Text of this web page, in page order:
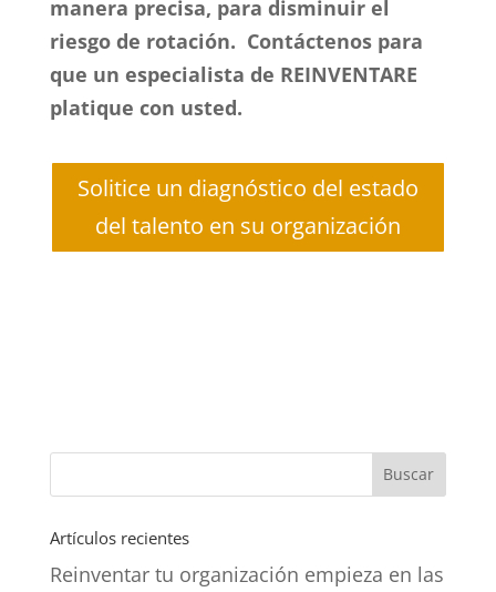
manera precisa, para disminuir el
riesgo de rotación. Contáctenos para
que un especialista de REINVENTARE
platique con usted.
Solitice un diagnóstico del estado
del talento en su organización
Artículos recientes
Reinventar tu organización empieza en las